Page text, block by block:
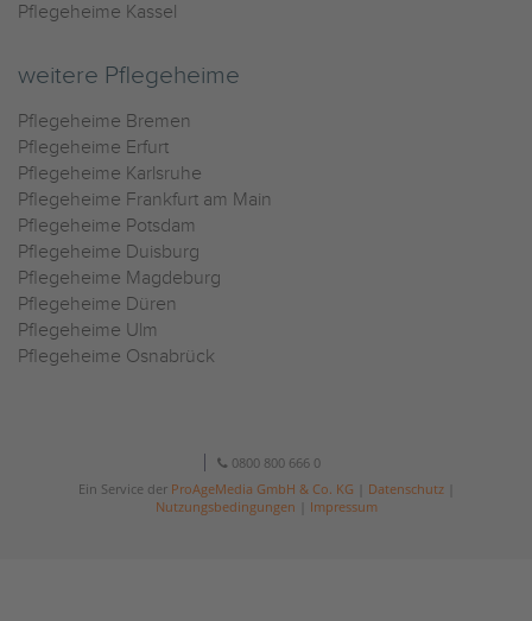
Pflegeheime Kassel
weitere Pflegeheime
Pflegeheime Bremen
Pflegeheime Erfurt
Pflegeheime Karlsruhe
Pflegeheime Frankfurt am Main
Pflegeheime Potsdam
Pflegeheime Duisburg
Pflegeheime Magdeburg
Pflegeheime Düren
Pflegeheime Ulm
Pflegeheime Osnabrück
0800 800 666 0
Ein Service der ProAgeMedia GmbH & Co. KG Datenschutz|
Nutzungsbedingungen
Impressum